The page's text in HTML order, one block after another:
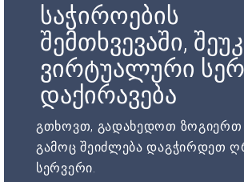
საჭიროების
შემთხვევაში,
ვირტუალური
დაქირავება
გთხოვთ, გადახედოთ ზოგიერთ
გამოც შეიძლება დაგჭირდეთ
სერვერი.